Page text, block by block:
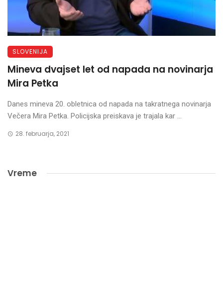
SLOVENIJA
Mineva dvajset let od napada na novinarja
Mira Petka
Danes mineva 20. obletnica od napada na takratnega novinarja
Večera Mira Petka. Policijska preiskava je trajala kar ...
28. februarja, 2021
Vreme